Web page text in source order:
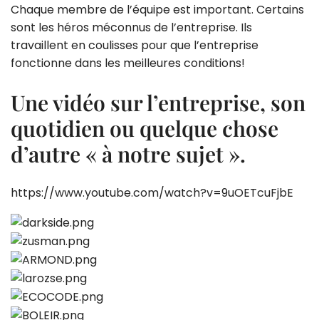
Chaque membre de l’équipe est important. Certains
sont les héros méconnus de l’entreprise. Ils
travaillent en coulisses pour que l’entreprise
fonctionne dans les meilleures conditions!
Une vidéo sur l’entreprise, son
quotidien ou quelque chose
d’autre « à notre sujet ».
https://www.youtube.com/watch?v=9uOETcuFjbE